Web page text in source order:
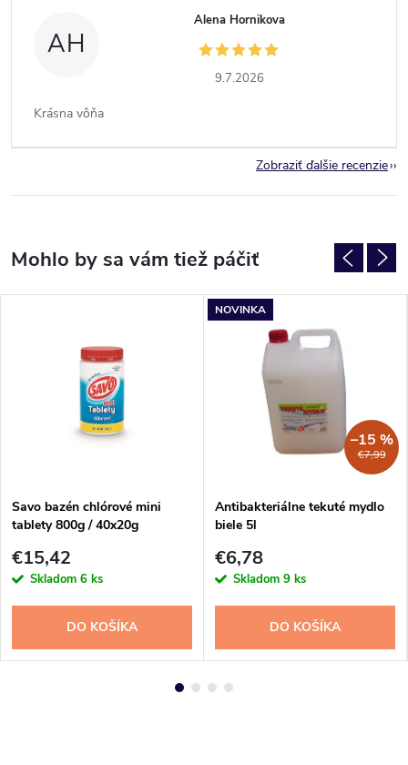
Savo bazén chlórové mini
tablety 800g / 40x20g
€15,42
Skladom 6 ks
DO KOŠÍKA
NOVINKA
€7,99
–15 %
Antibakteriálne tekuté mydlo
biele 5l
€6,78
Skladom 9 ks
DO KOŠÍKA
AH
Alena Hornikova
9.7.2026
Krásna vôňa
Zobraziť ďalšie recenzie